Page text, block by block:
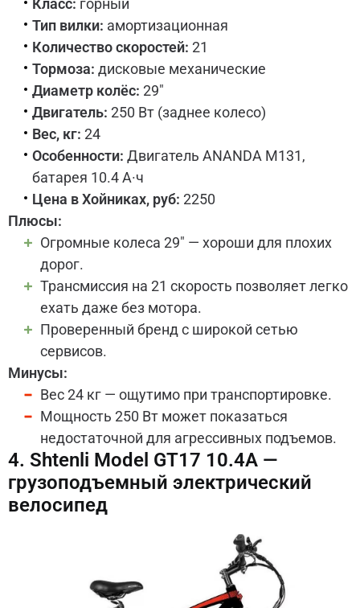
Класс: горный
Тип вилки: амортизационная
Количество скоростей: 21
Тормоза: дисковые механические
Диаметр колёс: 29"
Двигатель: 250 Вт (заднее колесо)
Вес, кг: 24
Особенности: Двигатель ANANDA M131,
батарея 10.4 А·ч
Цена в Хойниках, руб: 2250
Плюсы:
Огромные колеса 29" — хороши для плохих
дорог.
Трансмиссия на 21 скорость позволяет легко
ехать даже без мотора.
Проверенный бренд с широкой сетью
сервисов.
Минусы:
Вес 24 кг — ощутимо при транспортировке.
Мощность 250 Вт может показаться
недостаточной для агрессивных подъемов.
4. Shtenli Model GT17 10.4А —
грузоподъемный электрический
велосипед